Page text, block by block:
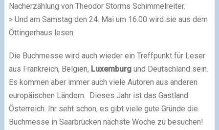
Nacherzählung von Theodor Storms Schimmelreiter.
> Und am Samstag den 24. Mai um 16.00 wird sie aus dem
Öttingerhaus lesen.
Die Buchmesse wird auch wieder ein Treffpunkt für Leser
aus Frankreich, Belgien, Luxemburgund Deutschland sein.
Es kommen aber immer auch viele Autoren aus anderen
europäischen Ländern. Dieses Jahr ist das Gastland
Österreich. Ihr seht schon, es gibt viele gute Gründe die
Buchmesse in Saarbrücken nächste Woche zu besuchen!